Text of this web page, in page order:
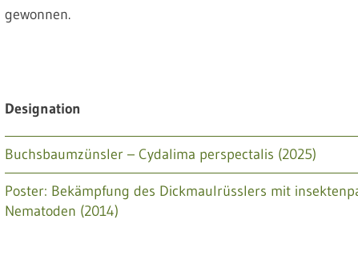
gewonnen.
Designation
Buchsbaumzünsler – Cydalima perspectalis (2025)
Poster: Bekämpfung des Dickmaulrüsslers mit
Nematoden (2014)